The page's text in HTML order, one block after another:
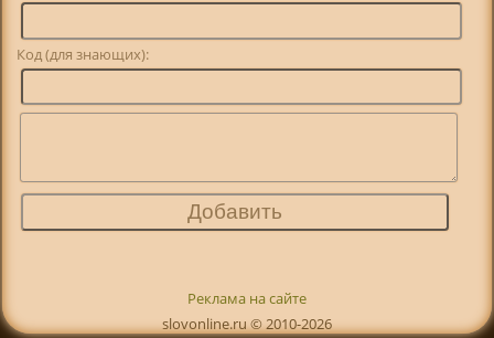
Код (для знающих):
Реклама на сайте
slovonline.ru © 2010-2026